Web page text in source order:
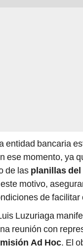
entidad bancaria
ese momento, ya
de las planillas del
motivo,
de
Luzuriaga
reunión con
Ad Hoc. El